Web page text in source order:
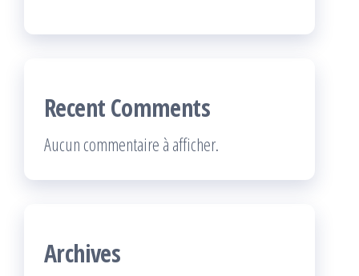
Recent Comments
Aucun commentaire à afficher.
Archives